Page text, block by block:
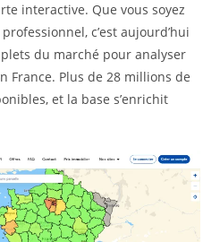
interactive. Que vous soyez
c’est aujourd’hui
du marché pour analyser
France. Plus de 28 millions de
et la base s’enrichit